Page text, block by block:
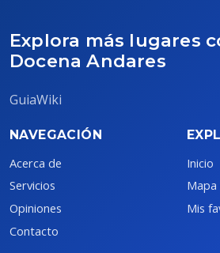
Explora más lugares
Docena Andares
GuiaWiki
NAVEGACIÓN
Acerca de
Servicios
Opiniones
Contacto
Inicio
Mapa
Mis